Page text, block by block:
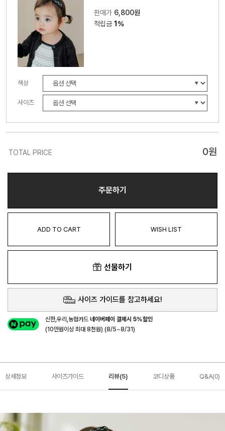
판매가 6,800원
적립금1%
색상
사이즈
TOTAL PRICE 0원
주문하기
ADD TO CART WISH LIST
선물하기
사이즈 가이드를 참고하세요!
신한,우리,농협카드네이버페이 결제시 5%할인
(10만원이상 최대 8천원) (8/5~8/31)
상세정보 사이즈가이드 리뷰(5) 코디상품 Q&A(0)